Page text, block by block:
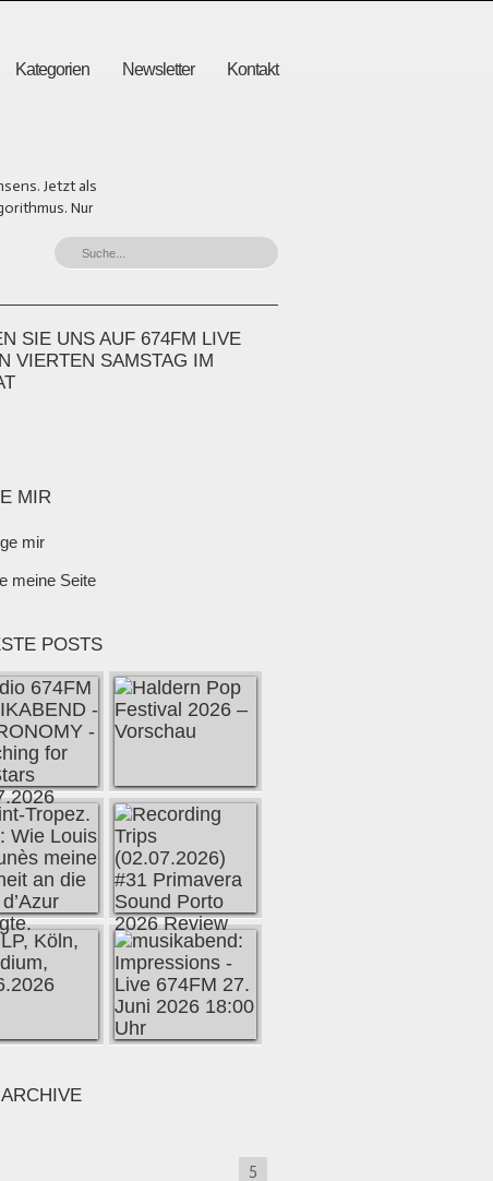
Kategorien Newsletter Kontakt
Jetzt als
Nur
SIE UNS AUF 674FM LIVE
VIERTEN SAMSTAG IM
MIR
mir
meine Seite
POSTS
5